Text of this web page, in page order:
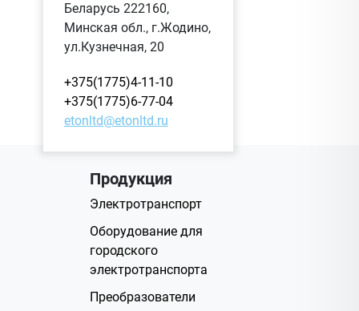
Беларусь 222160,
Минская обл., г.Жодино,
ул.Кузнечная, 20
+375(1775)4-11-10
+375(1775)6-77-04
etonltd@etonltd.ru
Продукция
Электротранспорт
Оборудование для
городского
электротранспорта
Преобразователи